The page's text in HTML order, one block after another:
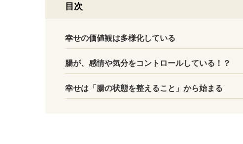
目次
幸せの価値観は多様化している
腸が、感情や気分をコントロールしている！？
幸せは「腸の状態を整えること」から始まる